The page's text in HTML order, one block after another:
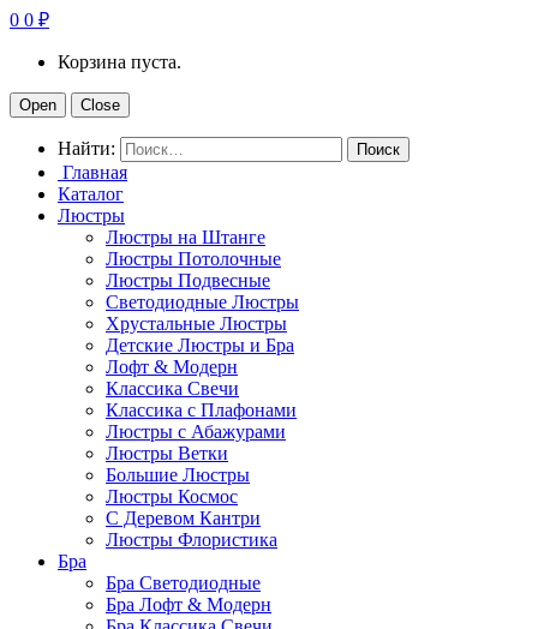
0 0 ₽
Корзина пуста.
Open Close
Найти:
Главная
Каталог
Люстры
Люстры на Штанге
Люстры Потолочные
Люстры Подвесные
Светодиодные Люстры
Хрустальные Люстры
Детские Люстры и Бра
Лофт & Модерн
Классика Свечи
Классика с Плафонами
Люстры с Абажурами
Люстры Ветки
Большие Люстры
Люстры Космос
С Деревом Кантри
Люстры Флористика
Бра
Бра Светодиодные
Бра Лофт & Модерн